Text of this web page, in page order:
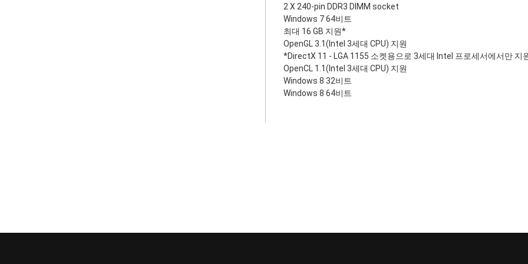
2 X 240-pin DDR3 DIMM socket
Windows 7 64비트
최대 16 GB 지원*
OpenGL 3.1(Intel 3세대 CPU) 지원
*DirectX 11 - LGA 1155 소켓용으로 3세대 Intel 프로세서에서만 지
OpenCL 1.1(Intel 3세대 CPU) 지원
Windows 8 32비트
Windows 8 64비트